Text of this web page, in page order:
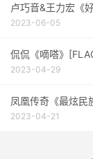
卢巧音&王力宏《
2023-06-05
侃侃《嘀嗒》
2023-04-29
凤凰传奇《最炫
2023-04-21